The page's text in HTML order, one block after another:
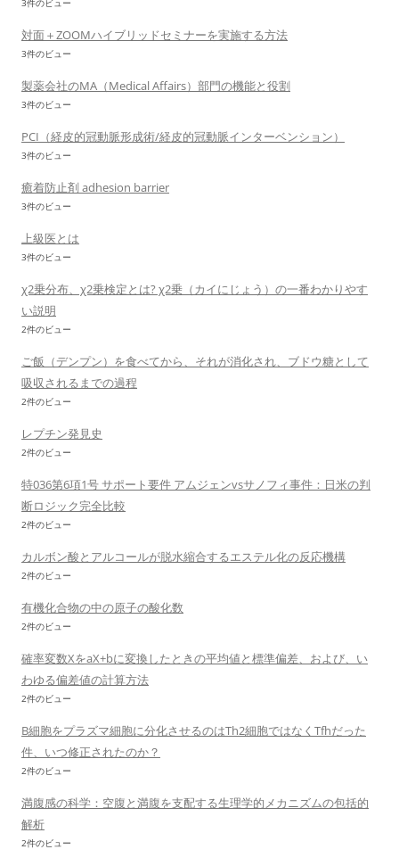
3件のビュー
対面＋ZOOMハイブリッドセミナーを実施する方法
3件のビュー
製薬会社のMA（Medical Affairs）部門の機能と役割
3件のビュー
PCI（経皮的冠動脈形成術/経皮的冠動脈インターベンション）
3件のビュー
癒着防止剤 adhesion barrier
3件のビュー
上級医とは
3件のビュー
χ2乗分布、χ2乗検定とは? χ2乗（カイにじょう）の一番わかりやす
い説明
2件のビュー
ご飯（デンプン）を食べてから、それが消化され、ブドウ糖として
吸収されるまでの過程
2件のビュー
レプチン発見史
2件のビュー
特036第6項1号 サポート要件 アムジェンvsサノフィ事件：日米の判
断ロジック完全比較
2件のビュー
カルボン酸とアルコールが脱水縮合するエステル化の反応機構
2件のビュー
有機化合物の中の原子の酸化数
2件のビュー
確率変数XをaX+bに変換したときの平均値と標準偏差、および、い
わゆる偏差値の計算方法
2件のビュー
B細胞をプラズマ細胞に分化させるのはTh2細胞ではなくTfhだった
件、いつ修正されたのか？
2件のビュー
満腹感の科学：空腹と満腹を支配する生理学的メカニズムの包括的
解析
2件のビュー